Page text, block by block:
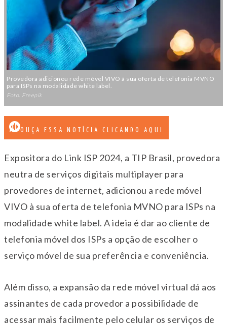
Provedora adicionou rede móvel VIVO à sua oferta de telefonia MVNO
para ISPs na modalidade white label.
Foto: Freepik
OUÇA ESSA NOTÍCIA CLICANDO AQUI
Expositora do Link ISP 2024, a TIP Brasil, provedora
neutra de serviços digitais multiplayer para
provedores de internet, adicionou a rede móvel
VIVO à sua oferta de telefonia MVNO para ISPs na
modalidade white label. A ideia é dar ao cliente de
telefonia móvel dos ISPs a opção de escolher o
serviço móvel de sua preferência e conveniência.
Além disso, a expansão da rede móvel virtual dá aos
assinantes de cada provedor a possibilidade de
acessar mais facilmente pelo celular os serviços de